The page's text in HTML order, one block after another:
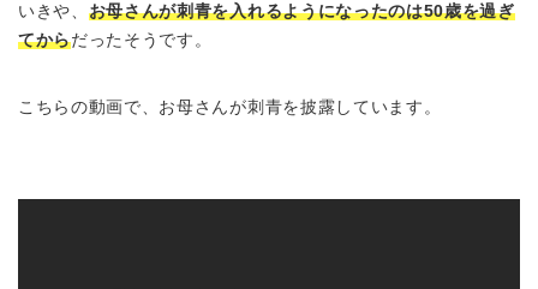
いきや、 お母さんが刺青を入れるようになったのは50歳を過ぎ
てからだったそうです。
こちらの動画で、お母さんが刺青を披露しています。